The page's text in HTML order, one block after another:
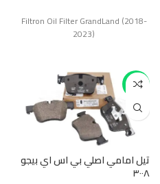
Filtron Oil Filter GrandLand (2018-
2023)
-12%
تيل امامي اصلي بي اس اي بيجو
٣٠٠٨